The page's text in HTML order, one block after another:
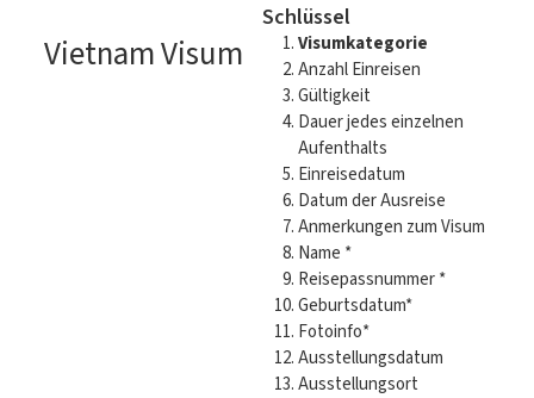
Schlüssel
Visumkategorie
Anzahl Einreisen
Gültigkeit
Dauer jedes einzelnen
Aufenthalts
Einreisedatum
Datum der Ausreise
Anmerkungen zum Visum
Name *
Reisepassnummer *
Geburtsdatum*
Fotoinfo*
Ausstellungsdatum
Ausstellungsort
Vietnam Visum